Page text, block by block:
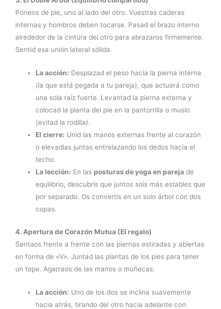
Poneos de pie, uno al lado del otro. Vuestras caderas
internas y hombros deben tocarse. Pasad el brazo interno
alrededor de la cintura del otro para abrazaros firmemente.
Sentid esa unión lateral sólida.
La acción: Desplazad el peso hacia la pierna interna
(la que está pegada a tu pareja), que actuará como
una sola raíz fuerte. Levantad la pierna externa y
colocad la planta del pie en la pantorrilla o muslo
(evitad la rodilla).
El cierre: Unid las manos externas frente al corazón
o elevadlas juntas entrelazando los dedos hacia el
techo.
La lección: En las posturas de yoga en pareja de
equilibrio, descubrís que juntos sois más estables que
por separado. Os convertís en un solo árbol con dos
copas.
4. Apertura de Corazón Mutua (El regalo)
Sentaos frente a frente con las piernas estiradas y abiertas
en forma de «V». Juntad las plantas de los pies para tener
un tope. Agarraos de las manos o muñecas.
La acción: Uno de los dos se inclina suavemente
hacia atrás, tirando del otro hacia adelante con